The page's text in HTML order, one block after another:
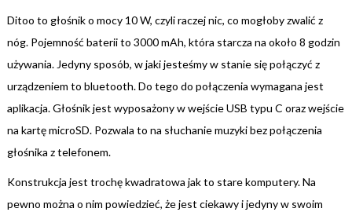
Ditoo to głośnik o mocy 10 W, czyli raczej nic, co mogłoby zwalić z
nóg. Pojemność baterii to 3000 mAh, która starcza na około 8 godzin
używania. Jedyny sposób, w jaki jesteśmy w stanie się połączyć z
urządzeniem to bluetooth. Do tego do połączenia wymagana jest
aplikacja. Głośnik jest wyposażony w wejście USB typu C oraz wejście
na kartę microSD. Pozwala to na słuchanie muzyki bez połączenia
głośnika z telefonem.
Konstrukcja jest trochę kwadratowa jak to stare komputery. Na
pewno można o nim powiedzieć, że jest ciekawy i jedyny w swoim